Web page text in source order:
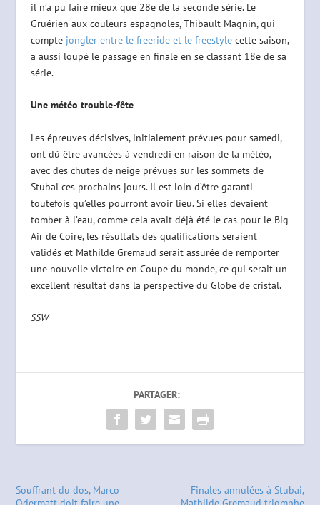
il n’a pu faire mieux que 28e de la seconde série. Le
Gruérien aux couleurs espagnoles, Thibault Magnin, qui
compte jongler entre le freeride et le freestylecette saison,
a aussi loupé le passage en finale en se classant 18e de sa
série.
Une météo trouble-fête
Les épreuves décisives, initialement prévues pour samedi,
ont dû être avancées à vendredi en raison de la météo,
avec des chutes de neige prévues sur les sommets de
Stubai ces prochains jours. Il est loin d’être garanti
toutefois qu’elles pourront avoir lieu. Si elles devaient
tomber à l’eau, comme cela avait déjà été le cas pour le Big
Air de Coire, les résultats des qualifications seraient
validés et Mathilde Gremaud serait assurée de remporter
une nouvelle victoire en Coupe du monde, ce qui serait un
excellent résultat dans la perspective du Globe de cristal.
SSW
PARTAGER:
Souffrant du dos, Marco
Finales annulées à Stubai,